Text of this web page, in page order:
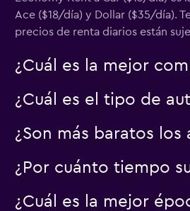
EL8 Luxury Car
Ace ($18/día) y Dollar ($35/día).
precios de renta diarios están
¿Cuál es la mejor
¿Cuál es el tipo de
¿Son más baratos
¿Por cuánto tiempo
¿Cuál es la mejor